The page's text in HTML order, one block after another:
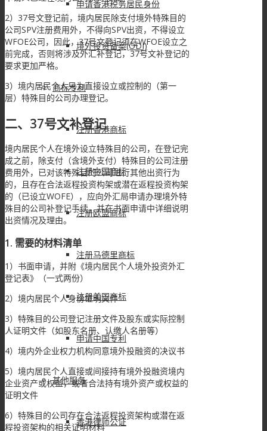
申请香港税务居民身份
境外投资备案(ODI)
商标专利
注册香港商标
注册中国商标
注册欧盟商标
注册马德里商标
注册美国商标
申请中国专利
其他服务
香港律师公证
2）37号文登记前，境内居民除支付境外特殊目的
公司SPV注册费用外，不得向SPV出资，不得设立
WFOE公司，因此，37号文登记须在WFOE设立之
前完成，否则将涉及外汇补登记，37号文补登记的
要求更加严格。
3）境内居民个人只为直接设立或控制的（第一
层）特殊目的公司办理登记。
二、37号文补登记
境内居民个人在境外设立特殊目的公司，在登记完
成之前，除支付（含境外支付）特殊目的公司注册
费用外，已对该特殊目的公司进行其他出资行为
的，且存在合法返程投资构架或潜在返程投资构架
的（已设立WOFE），应向外汇局申请办理境外特
殊目的公司补登记手续，并在书面申请中详细说明
出资情况及理由。
1. 需要的材料清单
1）书面申请，并附《境内居民个人境外投资外汇
登记表》（一式两份）
2）境内居民个人身份证明文件
3）特殊目的公司登记注册文件及股东或实际控制
人证明文件（如股东名册、认缴人名册等）
4）境内外企业权力机构同意境外投融资的决议书
5）境内居民个人直接或间接持有境外投融资境内
企业资产或权益，或者合法持有境外资产或权益的
证明文件
6）特殊目的公司存在合法返程投资架构或潜在返
程投资架构的相关证明材料